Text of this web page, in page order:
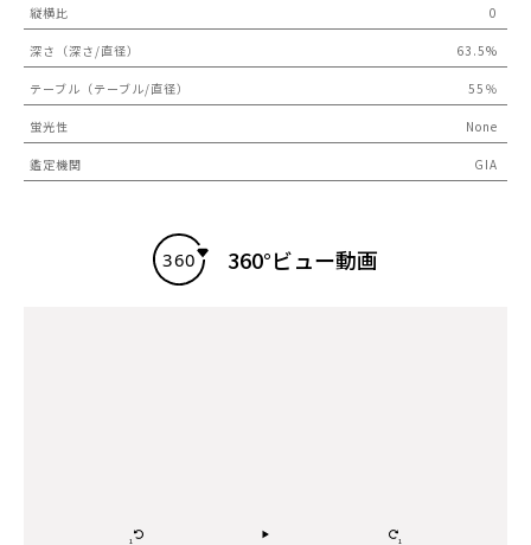
縦横比 0
深さ（深さ/直径） 63.5%
テーブル（テーブル/直径） 55％
蛍光性 None
鑑定機関 GIA
360°ビュー動画